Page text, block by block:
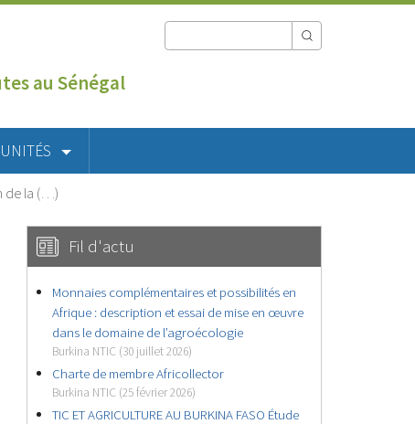
au Sénégal
de la (…)
Fil d'actu
Monnaies complémentaires et possibilités en
Afrique : description et essai de mise en œuvre
dans le domaine de l’agroécologie
Burkina NTIC (30 juillet 2026)
Charte de membre Africollector
Burkina NTIC (25 février 2026)
TIC ET AGRICULTURE AU BURKINA FASO Étude